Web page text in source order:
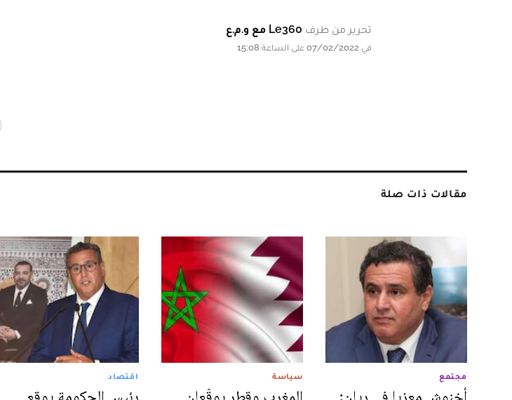
تحرير من طرف Le360 مع و.م.ع
في 07/02/2022 على الساعة 15:08
مقالات ذات صلة
مجتمع
أخنوش معزيا في ريان:
سياسة
المغرب وقطر يوقّعان
اقتصاد
رئيس الحكومة يوقع